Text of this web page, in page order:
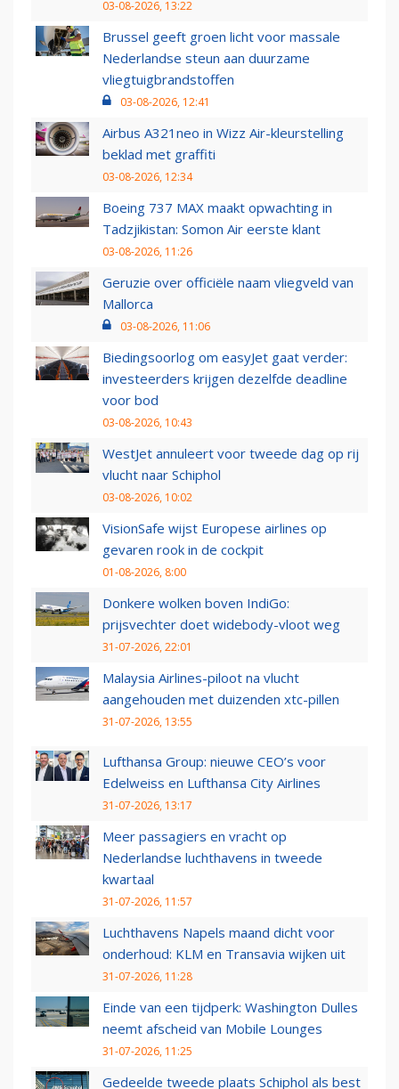
03-08-2026, 13:22
Brussel geeft groen licht voor massale
Nederlandse steun aan duurzame
vliegtuigbrandstoffen
03-08-2026, 12:41
Airbus A321neo in Wizz Air-kleurstelling
beklad met graffiti
03-08-2026, 12:34
Boeing 737 MAX maakt opwachting in
Tadzjikistan: Somon Air eerste klant
03-08-2026, 11:26
Geruzie over officiële naam vliegveld van
Mallorca
03-08-2026, 11:06
Biedingsoorlog om easyJet gaat verder:
investeerders krijgen dezelfde deadline
voor bod
03-08-2026, 10:43
WestJet annuleert voor tweede dag op rij
vlucht naar Schiphol
03-08-2026, 10:02
VisionSafe wijst Europese airlines op
gevaren rook in de cockpit
01-08-2026, 8:00
Donkere wolken boven IndiGo:
prijsvechter doet widebody-vloot weg
31-07-2026, 22:01
Malaysia Airlines-piloot na vlucht
aangehouden met duizenden xtc-pillen
31-07-2026, 13:55
Lufthansa Group: nieuwe CEO’s voor
Edelweiss en Lufthansa City Airlines
31-07-2026, 13:17
Meer passagiers en vracht op
Nederlandse luchthavens in tweede
kwartaal
31-07-2026, 11:57
Luchthavens Napels maand dicht voor
onderhoud: KLM en Transavia wijken uit
31-07-2026, 11:28
Einde van een tijdperk: Washington Dulles
neemt afscheid van Mobile Lounges
31-07-2026, 11:25
Gedeelde tweede plaats Schiphol als best